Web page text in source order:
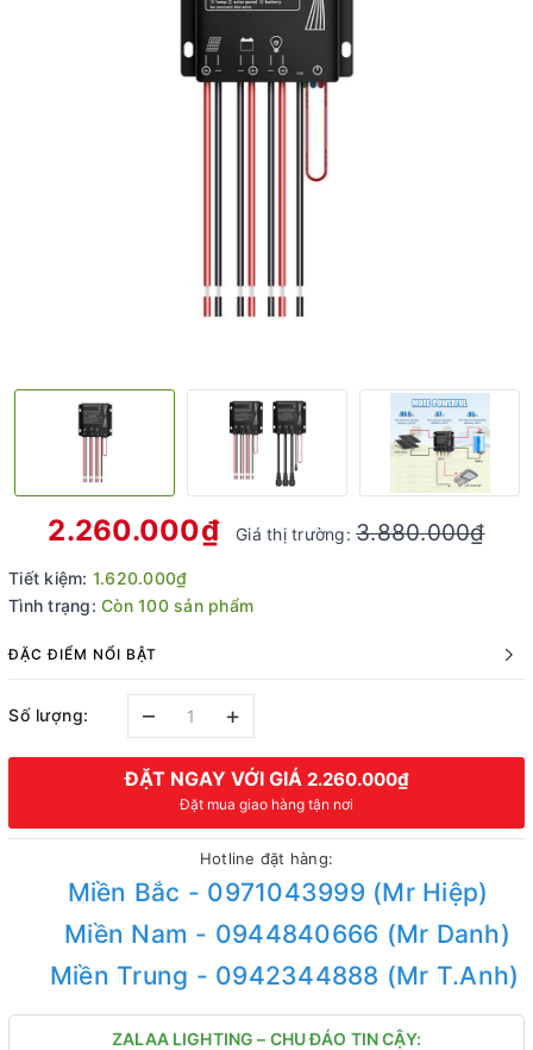
2.260.000₫ Giá thị trường:3.880.000₫
Tiết kiệm: 1.620.000₫
Tình trạng: Còn 100 sản phẩm
ĐẶC ĐIỂM NỔI BẬT
Số lượng: – +
ĐẶT NGAY VỚI GIÁ 2.260.000₫
Đặt mua giao hàng tận nơi
Hotline đặt hàng:
Miền Bắc - 0971043999 (Mr Hiệp)
Miền Nam - 0944840666 (Mr Danh)
Miền Trung - 0942344888 (Mr T.Anh)
ZALAA LIGHTING – CHU ĐÁO TIN CẬY: